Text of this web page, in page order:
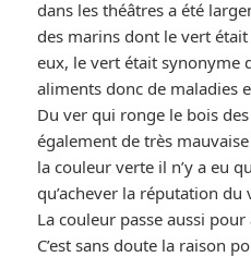
dans les théâtres a été
des marins dont le vert
eux, le vert était synonyme
aliments donc de maladies
Du ver qui ronge le bois
également de très
la couleur verte il n’y a eu
qu’achever la réputation du
La couleur passe aussi
C’est sans doute la raison